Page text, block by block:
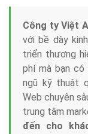
Công ty Việt
với bề dày
triển thương
phí mà bạn
ngũ kỹ thuật
Web chuyên
trung tâm
đến cho